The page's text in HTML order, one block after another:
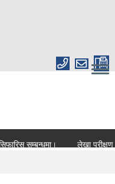
सम्बन्धमा।
लेखा परीक्षण